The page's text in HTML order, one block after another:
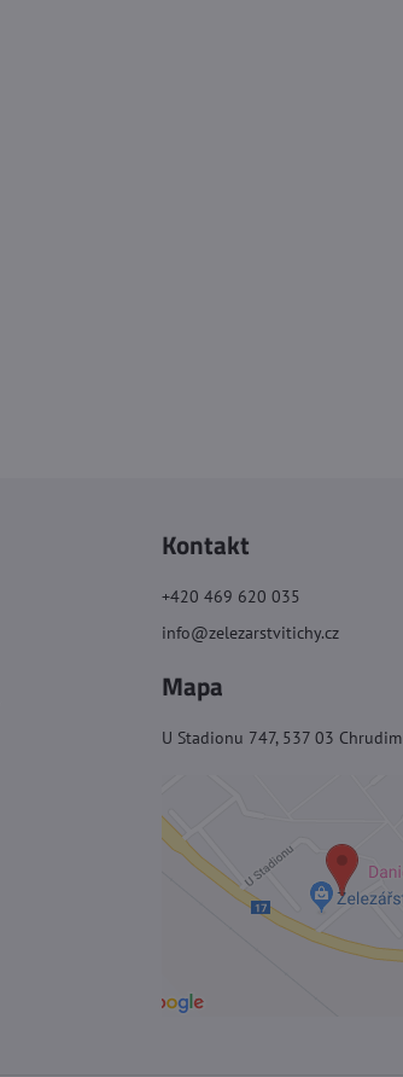
Kontakt
+420 469 620 035
info@zelezarstvitichy.cz
Mapa
U Stadionu 747, 537 03 Chrudim